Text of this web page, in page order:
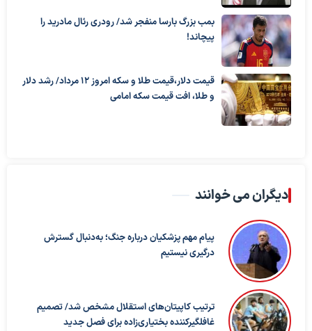
بمب بزرگ بارسا منفجر شد/ رودری رئال مادرید را
پیچاند!
قیمت دلار،قیمت طلا و سکه امروز ۱۲ مرداد/ رشد دلار
و طلا، افت قیمت سکه امامی
دیگران می خوانند
پیام مهم پزشکیان درباره جنگ؛ به‌دنبال گسترش
درگیری نیستیم
ترتیب کاپیتان‌های استقلال مشخص شد/ تصمیم
غافلگیرکننده بختیاری‌زاده برای فصل جدید